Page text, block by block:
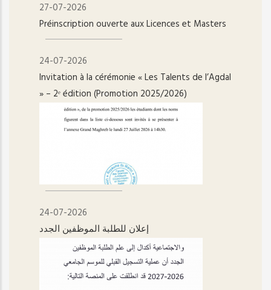
27-07-2026
Préinscription ouverte aux Licences et Masters
24-07-2026
Invitation à la cérémonie « Les Talents de l’Agdal
» – 2ᵉ édition (Promotion 2025/2026)
24-07-2026
إعلان للطلبة الموظفين الجدد